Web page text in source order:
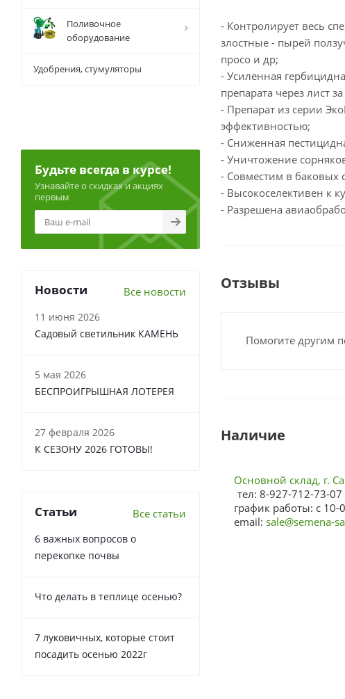
- Контролирует весь
злостные - пырей
просо и др;
- Усиленная
препарата через лист
- Препарат из серии
эффективностью;
- Сниженная
- Уничтожение
- Совместим в баковых
- Высокоселективен к
- Разрешена
Отзывы
Помогите другим
Наличие
Основной склад, г.
тел: 8-927-712-73-07
график работы: с
email: sale@semena-
Поливочное
оборудование
Удобрения, стумуляторы
Будьте всегда в курсе!
Узнавайте о скидках и акциях
первым
Новости Все новости
11 июня 2026
Садовый светильник КАМЕНЬ
5 мая 2026
БЕСПРОИГРЫШНАЯ ЛОТЕРЕЯ
27 февраля 2026
К СЕЗОНУ 2026 ГОТОВЫ!
Статьи Все статьи
6 важных вопросов о
перекопке почвы
Что делать в теплице осенью?
7 луковичных, которые стоит
посадить осенью 2022г